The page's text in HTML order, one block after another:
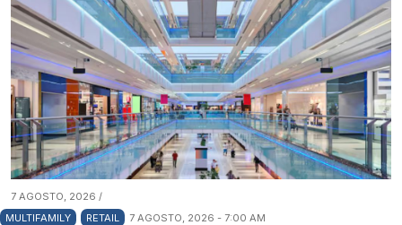
7 AGOSTO, 2026 /
MULTIFAMILY
RETAIL 7 AGOSTO, 2026 - 7:00 AM